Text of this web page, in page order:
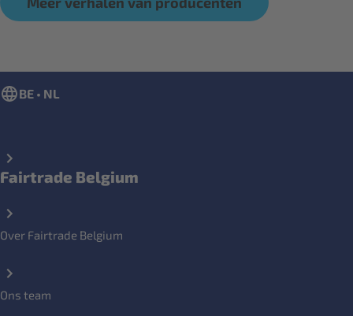
BE • NL
Fairtrade Belgium
Over Fairtrade Belgium
Ons team